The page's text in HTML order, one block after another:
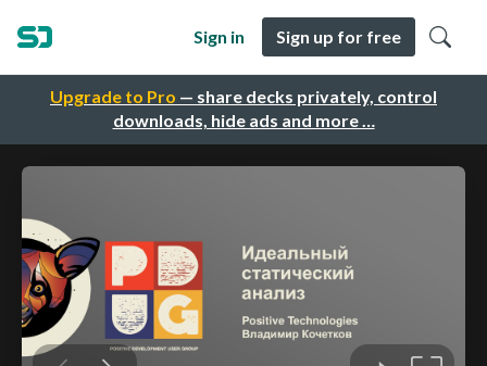
Upgrade to Pro — share decks privately, control
downloads, hide ads and more …
Sign in Sign up for free